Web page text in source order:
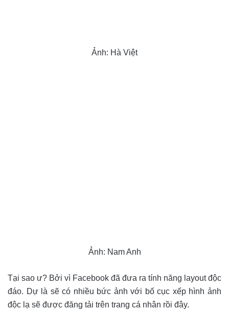
Ảnh: Hà Việt
Ảnh: Nam Anh
Tại sao ư? Bởi vì Facebook đã đưa ra tính năng layout độc
đáo. Dự là sẽ có nhiều bức ảnh với bố cục xếp hình ảnh
độc lạ sẽ được đăng tải trên trang cá nhân rồi đây.